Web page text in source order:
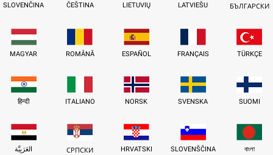
SLOVENČINA ČEŠTINA LIETUVIŲ LATVIEŠU БЪЛГАРСКИ
MAGYAR ROMÂNĂ ESPAÑOL FRANÇAIS TÜRKÇE
हिन्दी ITALIANO NORSK SVENSKA SUOMI
العَرَبِيَّة СРПСКИ HRVATSKI SLOVENŠČINA বাংলা